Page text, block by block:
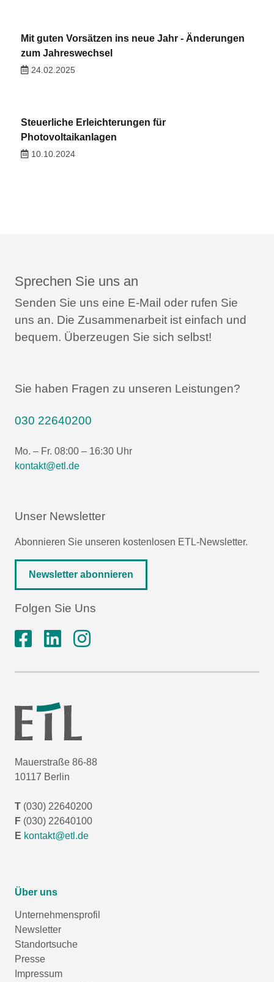
Mit guten Vorsätzen ins neue Jahr - Änderungen
zum Jahreswechsel
24.02.2025
Steuerliche Erleichterungen für
Photovoltaikanlagen
10.10.2024
Sprechen Sie uns an
Senden Sie uns eine E-Mail oder rufen Sie
uns an. Die Zusammenarbeit ist einfach und
bequem. Überzeugen Sie sich selbst!
Sie haben Fragen zu unseren Leistungen?
030 22640200
Mo. – Fr. 08:00 – 16:30 Uhr
kontakt@etl.de
Unser Newsletter
Abonnieren Sie unseren kostenlosen ETL-Newsletter.
Newsletter abonnieren
Folgen Sie Uns
Mauerstraße 86-88
10117 Berlin
T (030) 22640200
F (030) 22640100
E kontakt@etl.de
Über uns
Unternehmensprofil
Newsletter
Standortsuche
Presse
Impressum